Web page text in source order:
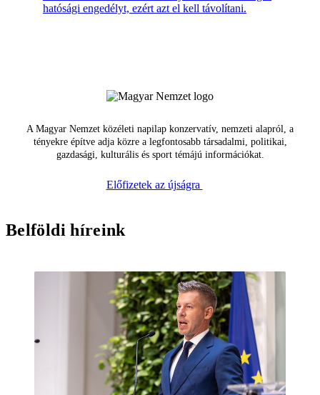
hatósági engedélyt, ezért azt el kell távolítani.
A Magyar Nemzet közéleti napilap konzervatív, nemzeti alapról, a
tényekre építve adja közre a legfontosabb társadalmi, politikai,
gazdasági, kulturális és sport témájú információkat.
Előfizetek az újságra
Belföldi híreink